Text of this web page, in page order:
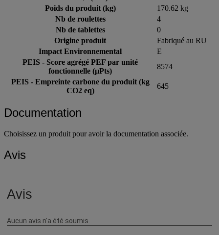
Poids du produit (kg)
170.62 kg
Nb de roulettes
4
Nb de tablettes
0
Origine produit
Fabriqué au RU
Impact Environnemental
E
PEIS - Score agrégé PEF par unité
fonctionnelle (µPts)
8574
PEIS - Empreinte carbone du produit (kg
CO2 eq)
645
Documentation
Choisissez un produit pour avoir la documentation associée.
Avis